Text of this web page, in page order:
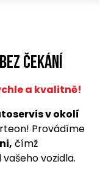
čekání
a kvalitně!
v okolí
Provádíme
čímž
vozidla.